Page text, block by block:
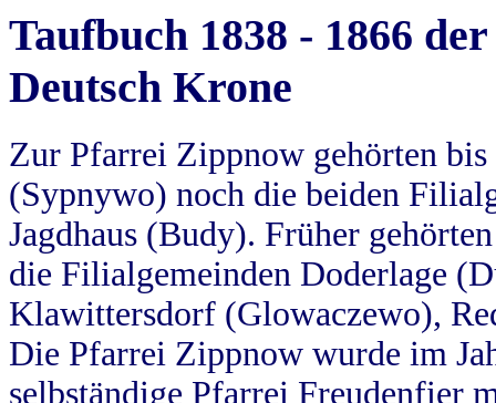
Taufbuch 1838 - 1866
Deutsch Krone
Zur Pfarrei Zippnow gehörten
(Sypnywo) noch die beiden
Jagdhaus (Budy). Früher
die Filialgemeinden Doderlage
Klawittersdorf (Glowaczewo),
Die Pfarrei Zippnow wurde im
selbständige Pfarrei Freudenfier